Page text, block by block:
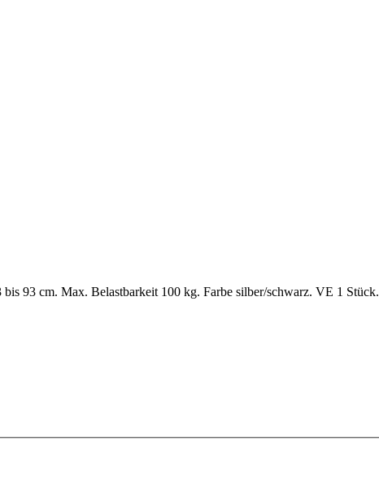
93 cm. Max. Belastbarkeit 100 kg. Farbe silber/schwarz. VE 1 Stück.